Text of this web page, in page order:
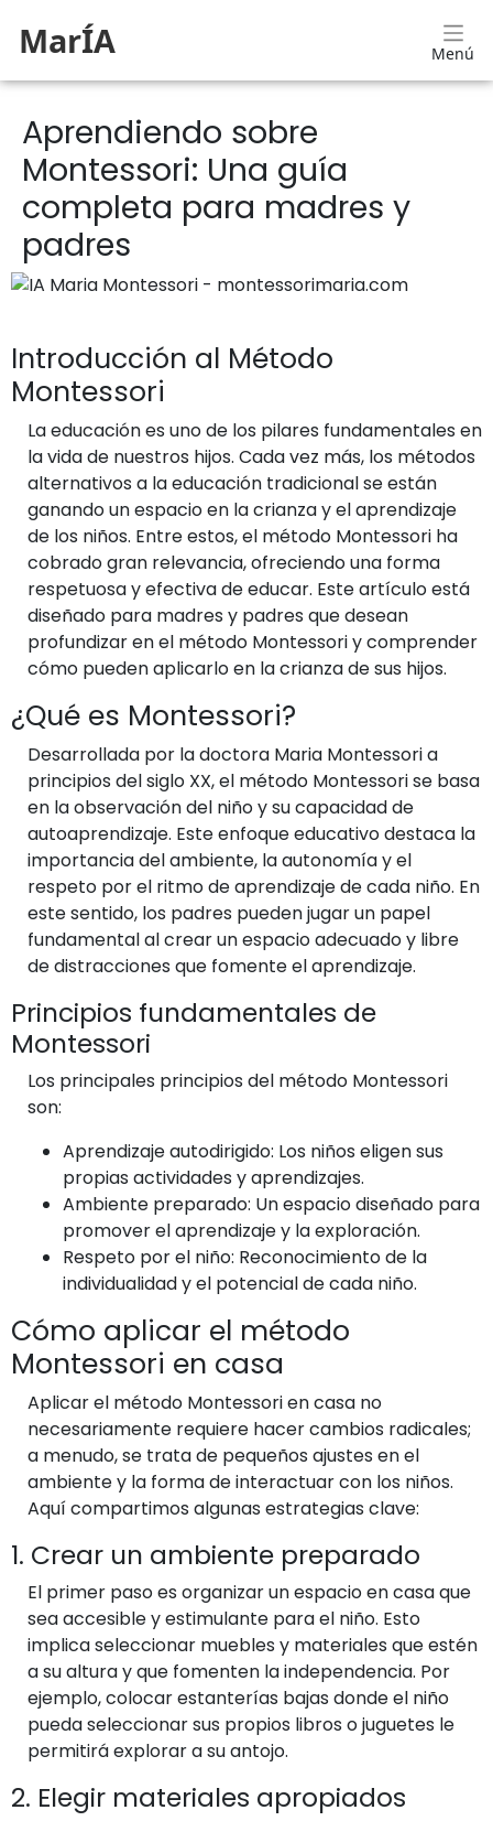
MarÍA Menú
Aprendiendo sobre
Montessori: Una guía
completa para madres y
padres
Introducción al Método
Montessori
La educación es uno de los pilares fundamentales en
la vida de nuestros hijos. Cada vez más, los métodos
alternativos a la educación tradicional se están
ganando un espacio en la crianza y el aprendizaje
de los niños. Entre estos, el método Montessori ha
cobrado gran relevancia, ofreciendo una forma
respetuosa y efectiva de educar. Este artículo está
diseñado para madres y padres que desean
profundizar en el método Montessori y comprender
cómo pueden aplicarlo en la crianza de sus hijos.
¿Qué es Montessori?
Desarrollada por la doctora Maria Montessori a
principios del siglo XX, el método Montessori se basa
en la observación del niño y su capacidad de
autoaprendizaje. Este enfoque educativo destaca la
importancia del ambiente, la autonomía y el
respeto por el ritmo de aprendizaje de cada niño. En
este sentido, los padres pueden jugar un papel
fundamental al crear un espacio adecuado y libre
de distracciones que fomente el aprendizaje.
Principios fundamentales de
Montessori
Los principales principios del método Montessori
son:
Aprendizaje autodirigido: Los niños eligen sus
propias actividades y aprendizajes.
Ambiente preparado: Un espacio diseñado para
promover el aprendizaje y la exploración.
Respeto por el niño: Reconocimiento de la
individualidad y el potencial de cada niño.
Cómo aplicar el método
Montessori en casa
Aplicar el método Montessori en casa no
necesariamente requiere hacer cambios radicales;
a menudo, se trata de pequeños ajustes en el
ambiente y la forma de interactuar con los niños.
Aquí compartimos algunas estrategias clave:
1. Crear un ambiente preparado
El primer paso es organizar un espacio en casa que
sea accesible y estimulante para el niño. Esto
implica seleccionar muebles y materiales que estén
a su altura y que fomenten la independencia. Por
ejemplo, colocar estanterías bajas donde el niño
pueda seleccionar sus propios libros o juguetes le
permitirá explorar a su antojo.
2. Elegir materiales apropiados